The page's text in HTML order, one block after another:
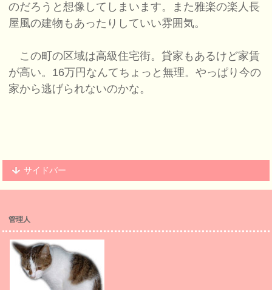
のだろうと想像してしまいます。また雅楽の楽人長
屋風の建物もあったりしていい雰囲気。
この町の区域は高級住宅街。貸家もあるけど家賃
が高い。16万円なんてちょっと無理。やっぱり今の
家から逃げられないのかな。
サイドバー
管理人